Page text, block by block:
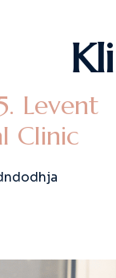
Kli
Levent
Clinic